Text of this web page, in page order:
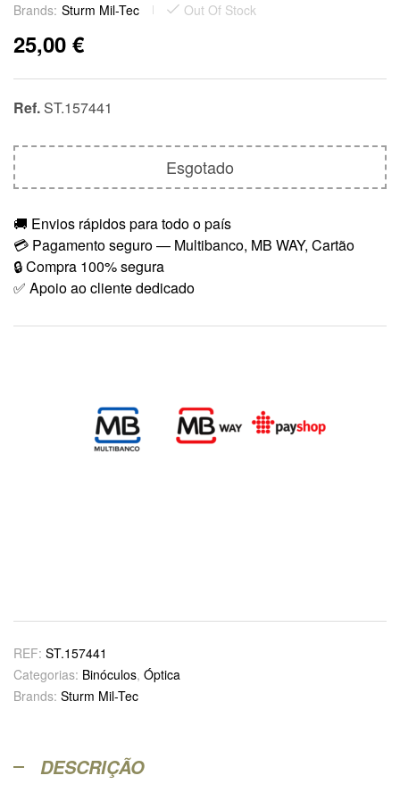
Brands: Sturm Mil-Tec Out Of Stock
25,00 €
Ref. ST.157441
Esgotado
🚚 Envios rápidos para todo o país
💳 Pagamento seguro — Multibanco, MB WAY, Cartão
🔒 Compra 100% segura
✅ Apoio ao cliente dedicado
REF: ST.157441
Categorias: Binóculos, Óptica
Brands: Sturm Mil-Tec
DESCRIÇÃO